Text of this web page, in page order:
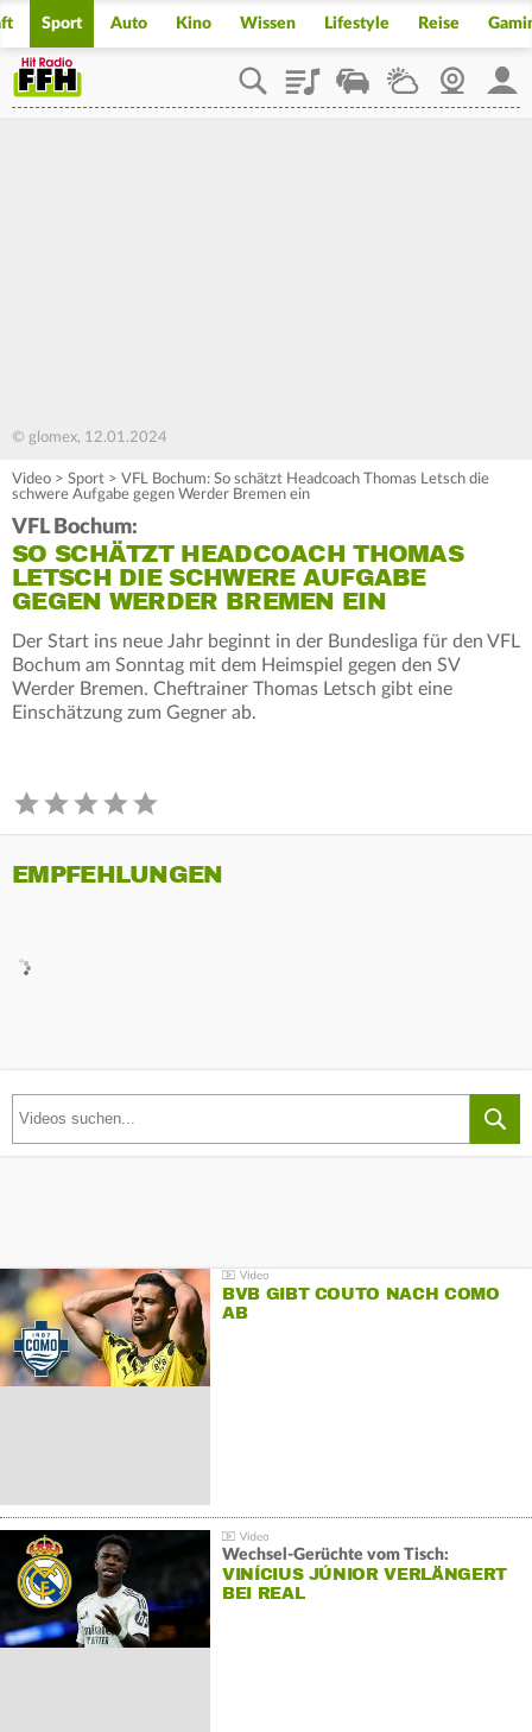
Sport Auto Kino Wissen Lifestyle Reise
PlaylistStaupilotWetterWebcam
© glomex, 12.01.2024
Video > Sport > VFL Bochum: So schätzt Headcoach Thomas Letsch die
schwere Aufgabe gegen Werder Bremen ein
VFL Bochum:
SO SCHÄTZT HEADCOACH THOMAS
LETSCH DIE SCHWERE AUFGABE
GEGEN WERDER BREMEN EIN
Der Start ins neue Jahr beginnt in der Bundesliga für den VFL
Bochum am Sonntag mit dem Heimspiel gegen den SV
Werder Bremen. Cheftrainer Thomas Letsch gibt eine
Einschätzung zum Gegner ab.
EMPFEHLUNGEN
BVB GIBT COUTO NACH COMO
AB
Wechsel-Gerüchte vom Tisch:
VINÍCIUS JÚNIOR VERLÄNGERT
BEI REAL